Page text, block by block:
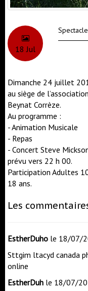
18 Jul
Dimanche 24 juillet
au siège de
Beynat Corrèze.
Au programme :
- Animation Musicale
- Repas
- Concert Steve
prévu vers 22 h 00.
Participation Adultes
18 ans.
Les
EstherDuho le 18/07/
Sttgim ltacyd canada
online
EstherDuh le 18/07/